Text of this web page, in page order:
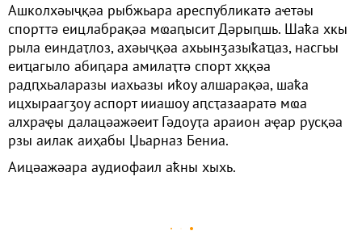
Ашколхәыҷқәа рыбжьара ареспубликатә аҽтәы
спорттә еицлабрақәа мҩаԥысит Дәрыԥшь. Шаҟа хкы
рыла еиндаҭлоз, ахәыҷқәа ахьынӡазыҟаҵаз, насгьы
еиҵагыло абиԥара амилаҭтә спорт хққәа
радԥхьаларазы иахьазы иҟоу алшарақәа, шаҟа
ицхыраагӡоу аспорт ииашоу аԥсҭазааратә мҩа
алхраҿы далацәажәеит Гәдоуҭа араион аҿар русқәа
рзы аилак аиҳабы Џьарназ Бениа.
Аицәажәара аудиофаил аҟны хыхь.